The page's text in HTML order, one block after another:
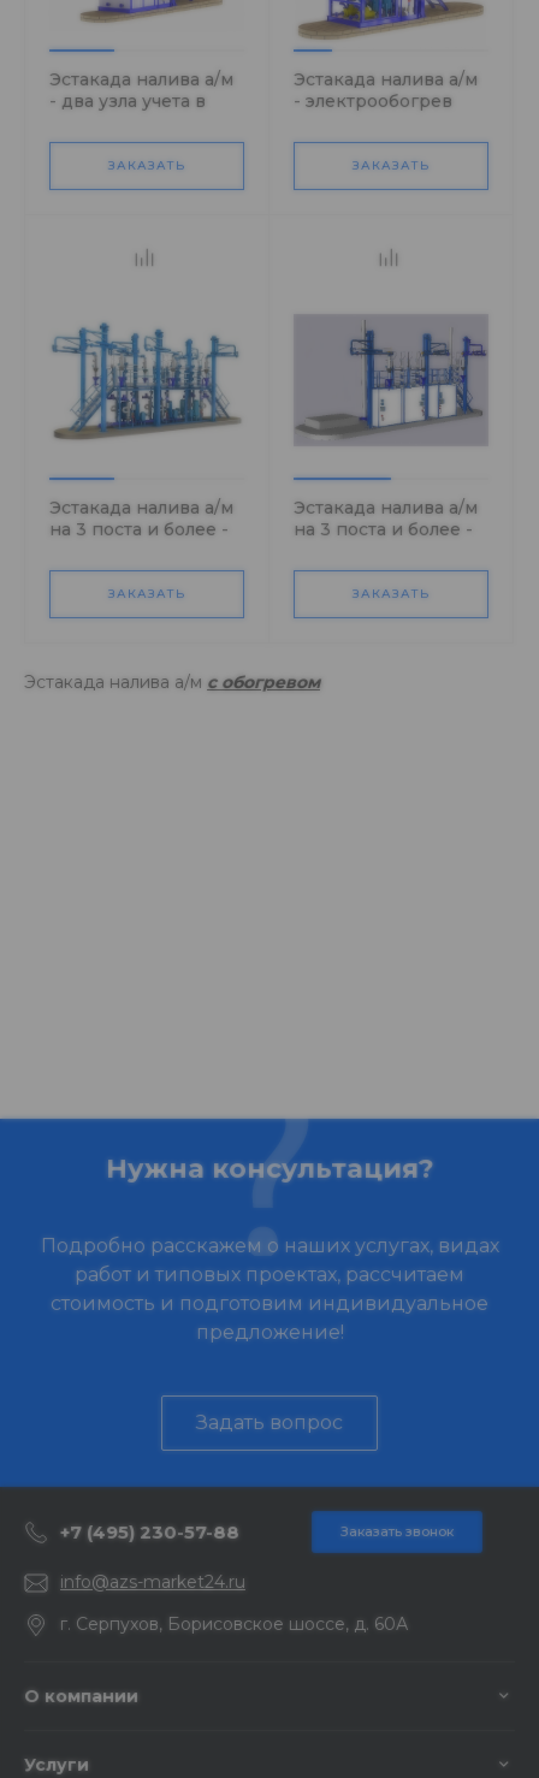
Эстакада налива а/м
- два узла учета в
площадки)
ЗАКАЗАТЬ
Эстакада налива а/м
- электрообогрев
площадки)
ЗАКАЗАТЬ
Эстакада налива а/м
на 3 поста и более -
учета
ЗАКАЗАТЬ
Эстакада налива а/м
на 3 поста и более -
ЗАКАЗАТЬ
Эстакада налива а/м с обогревом
Нужна консультация?
Подробно расскажем о наших услугах, видах
работ и типовых проектах, рассчитаем
стоимость и подготовим индивидуальное
предложение!
Задать вопрос
+7 (495) 230-57-88 Заказать звонок
info@azs-market24.ru
г. Серпухов, Борисовское шоссе, д. 60А
О компании
Услуги